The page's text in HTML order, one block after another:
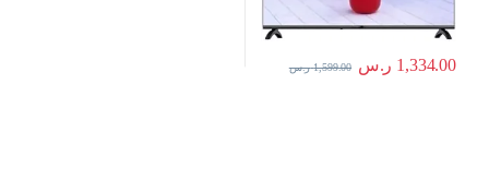
1,334.00 ر.س 1,599.00 ر.س